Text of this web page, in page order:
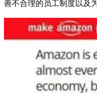
善不合理的员工制度以及